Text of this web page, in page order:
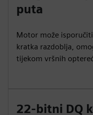
puta
Motor može
kratka razdoblja,
tijekom vršnih
22-bitni DQ